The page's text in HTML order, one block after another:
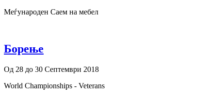
Меѓународен Саем на мебел
Борење
Од 28 до 30 Септември 2018
World Championships - Veterans